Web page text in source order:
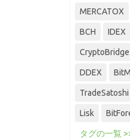
MERCATOX
BCH IDEX
CryptoBridge
DDEX
TradeSatoshi
Lisk
タグの一覧